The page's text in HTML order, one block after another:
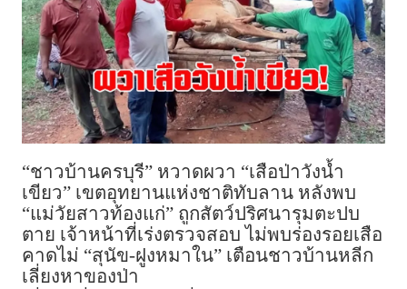
“ชาวบ้านครบุรี” หวาดผวา “เสือป่าวังน้ำ
เขียว” เขตอุทยานแห่งชาติทับลาน หลังพบ
“แม่วัยสาวท้องแก่” ถูกสัตว์ปริศนารุมตะปบ
ตาย เจ้าหน้าที่เร่งตรวจสอบ ไม่พบร่องรอยเสือ
คาดไม่ “สุนัข-ฝูงหมาใน” เตือนชาวบ้านหลีก
เลี่ยงหาของป่า